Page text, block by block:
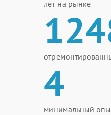
лет на рынке
4
минимальный